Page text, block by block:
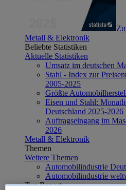
Metall & Elektronik
Beliebte Statistiken
Aktuelle Statistiken
Umsatz im deutschen
Stahl - Index zur
2005-2025
Größte
Eisen und Stahl:
Deutschland 2025-2026
Auftragseingang im
2026
Metall & Elektronik
Themen
Weitere Themen
Automobilindustrie
Automobilindustrie
Top Report